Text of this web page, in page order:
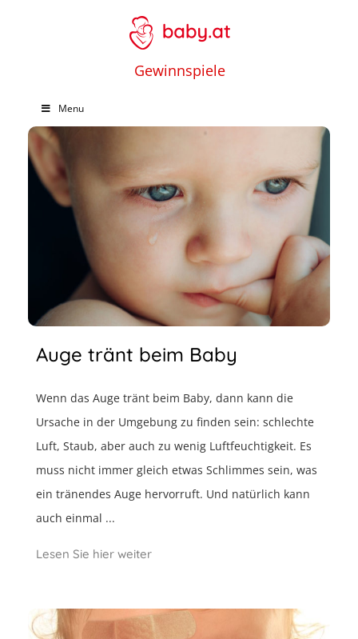
Gewinnspiele
Menu
Auge tränt beim Baby
Wenn das Auge tränt beim Baby, dann kann die
Ursache in der Umgebung zu finden sein: schlechte
Luft, Staub, aber auch zu wenig Luftfeuchtigkeit. Es
muss nicht immer gleich etwas Schlimmes sein, was
ein tränendes Auge hervorruft. Und natürlich kann
auch einmal ...
Lesen Sie hier weiter